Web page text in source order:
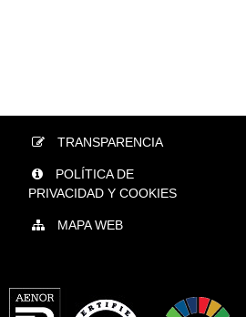
TRANSPARENCIA
POLÍTICA DE
PRIVACIDAD Y COOKIES
MAPA WEB